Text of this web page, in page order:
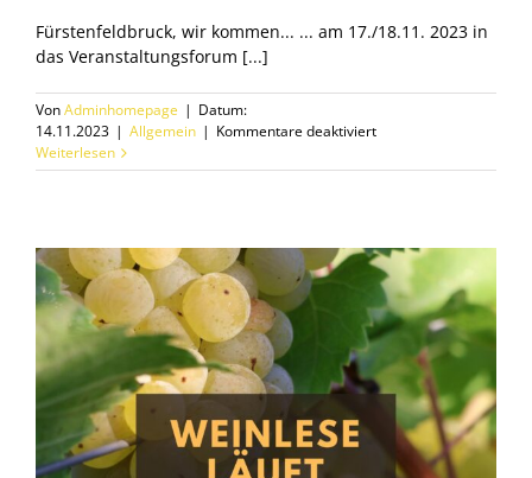
Fürstenfeldbruck, wir kommen... ... am 17./18.11. 2023 in
das Veranstaltungsforum [...]
VonAdminhomepage | Datum:
14.11.2023 | Allgemein | Kommentare deaktiviertfür
Fürstenfeldbruck
Weiterlesen